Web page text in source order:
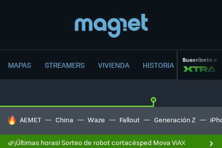
MAPAS STREAMERS VIVIENDA HISTORIA Suscríbete a
HOY SE HABLA DE
AEMET China Waze Fallout Generación Z
🌿¡Últimas horas! Sorteo de robot cortacésped Mova ViAX